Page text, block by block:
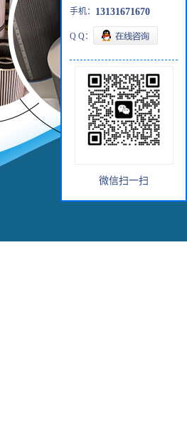
手机： 13131671670
Q Q：
微信扫一扫